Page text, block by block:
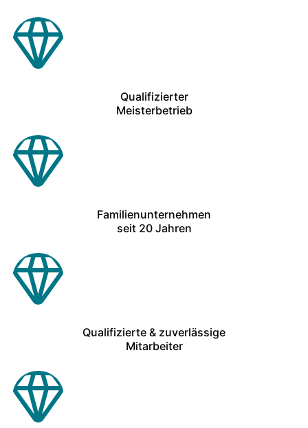
Qualifizierter
Meisterbetrieb
Familienunternehmen
seit 20 Jahren
Qualifizierte & zuverlässige
Mitarbeiter